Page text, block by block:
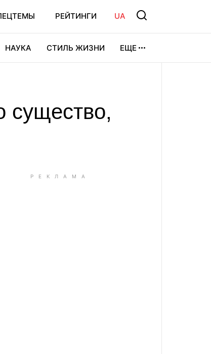
РЕЙТИНГИ UA
НАУКА СТИЛЬ ЖИЗНИ ЕЩЕ
существо,